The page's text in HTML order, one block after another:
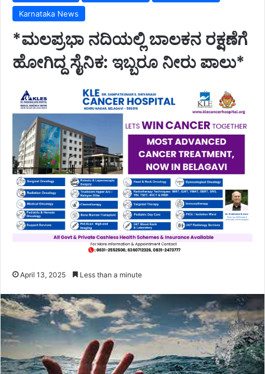
Karnataka News
*ಮಲಪ್ರಭಾ ನದಿಯಲ್ಲಿ ಬಾಲಕನ ರಕ್ಷಣೆಗೆ
ಹೋಗಿದ್ದ ಸೈನಿಕ: ಇಬ್ಬರೂ ನೀರು ಪಾಲು*
April 13, 2025 Less than a minute